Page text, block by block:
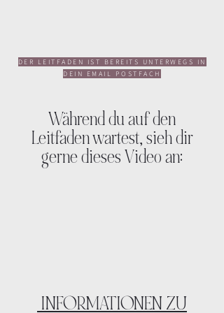
DER LEITFADEN IST BEREITS UNTERWEGS IN
DEIN EMAIL POSTFACH
Während du auf den
Leitfadenwartest, sieh dir
gerne dieses Video an:
INFORMATIONEN ZU